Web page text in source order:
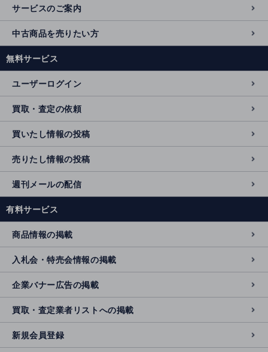
サービスのご案内
中古商品を売りたい方
無料サービス
ユーザーログイン
買取・査定の依頼
買いたし情報の投稿
売りたし情報の投稿
週刊メールの配信
有料サービス
商品情報の掲載
入札会・特売会情報の掲載
企業バナー広告の掲載
買取・査定業者リストへの掲載
新規会員登録